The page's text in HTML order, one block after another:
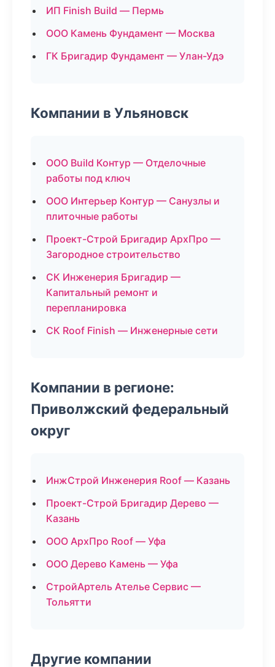
ИП Finish Build — Пермь
ООО Камень Фундамент — Москва
ГК Бригадир Фундамент — Улан-Удэ
Компании в Ульяновск
ООО Build Контур — Отделочные
работы под ключ
ООО Интерьер Контур — Санузлы и
плиточные работы
Проект-Строй Бригадир АрхПро —
Загородное строительство
СК Инженерия Бригадир —
Капитальный ремонт и
перепланировка
СК Roof Finish — Инженерные сети
Компании в регионе:
Приволжский федеральный
округ
ИнжСтрой Инженерия Roof — Казань
Проект-Строй Бригадир Дерево —
Казань
ООО АрхПро Roof — Уфа
ООО Дерево Камень — Уфа
СтройАртель Ателье Сервис —
Тольятти
Другие компании